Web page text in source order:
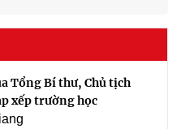
Tổng Bí thư, Chủ tịch
xếp trường học